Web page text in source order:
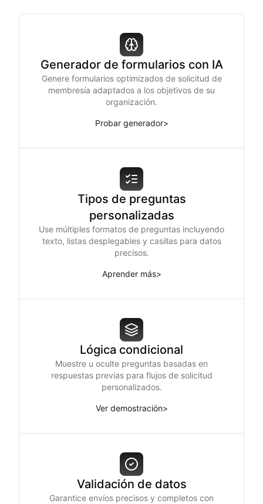
Generador de formularios con IA
Genere formularios optimizados de solicitud de
membresía adaptados a los objetivos de su
organización.
Probar generador>
Tipos de preguntas
personalizadas
Use múltiples formatos de preguntas incluyendo
texto, listas desplegables y casillas para datos
precisos.
Aprender más>
Lógica condicional
Muestre u oculte preguntas basadas en
respuestas previas para flujos de solicitud
personalizados.
Ver demostración>
Validación de datos
Garantice envíos precisos y completos con